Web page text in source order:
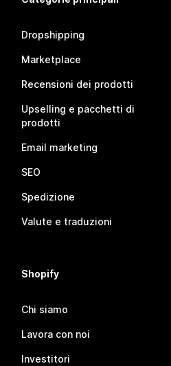
Dropshipping
Marketplace
Recensioni dei prodotti
Upselling e pacchetti di
prodotti
Email marketing
SEO
Spedizione
Valute e traduzioni
Shopify
Chi siamo
Lavora con noi
Investitori